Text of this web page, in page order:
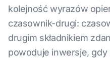
kolejność wyrazów
czasownik-drugi:
drugim składnikiem
powoduje inwersje, gdy